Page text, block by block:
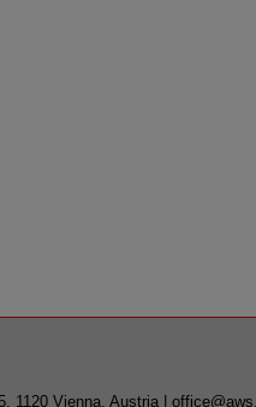
1120 Vienna, Austria |